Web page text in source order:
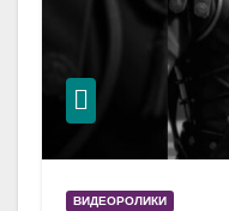
ВИДЕОРОЛИКИ